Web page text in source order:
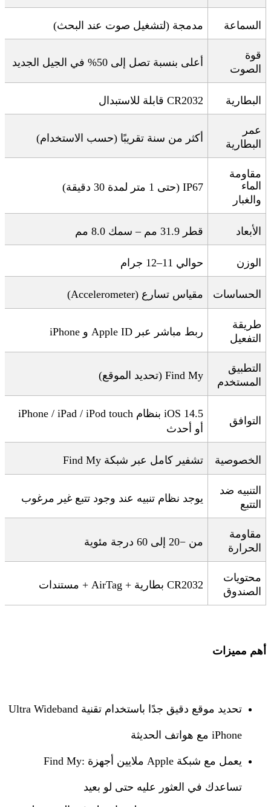
السماعة مدمجة (لتشغيل صوت عند البحث)
قوة
الصوت
أعلى بنسبة تصل إلى 50% في الجيل الجديد
البطارية CR2032 قابلة للاستبدال
عمر
البطارية
أكثر من سنة تقريبًا (حسب الاستخدام)
مقاومة
الماء
والغبار
IP67 ( حتى 1 متر لمدة 30 دقيقة )
الأبعاد قطر 31.9 مم – سمك 8.0 مم
الوزن حوالي 11–12 جرام
الحساسات مقياس تسارع (Accelerometer)
طريقة
التفعيل
ربط مباشر عبر iPhone و Apple ID
التطبيق
المستخدم
Find My ( تحديد الموقع)
التوافق
iPhone / iPad / iPod touch بنظام iOS 14.5
أو أحدث
الخصوصية تشفير كامل عبر شبكة Find My
التنبيه ضد
التتبع
يوجد نظام تنبيه عند وجود تتبع غير مرغوب
مقاومة
الحرارة
من −20 إلى 60 درجة مئوية
محتويات
الصندوق
AirTag + بطارية CR2032 + مستندات
أهم مميزات
تحديد موقع دقيق جدًا باستخدام تقنية
مع هواتف iPhone الحديثة
يعمل مع شبكة ملايين أجهزة Apple
تساعدك في العثور عليه حتى لو بعيد